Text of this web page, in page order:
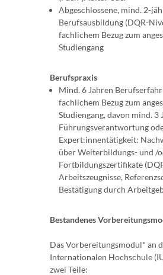
Abgeschlossene, mind. 2-
Berufsausbildung (DQR-
fachlichem Bezug zum
Studiengang
Berufspraxis
Mind. 6 Jahren
fachlichem Bezug zum
Studiengang, davon mind. 3
Führungsverantwortung
Expert:innentätigkeit:
über Weiterbildungs- und /
Fortbildungszertifikate
Arbeitszeugnisse,
Bestätigung durch
Bestandenes
Das Vorbereitungsmodul* an
Internationalen Hochschule
zwei Teile: